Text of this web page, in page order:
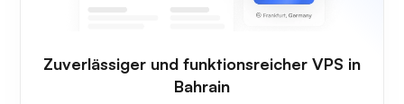
Zuverlässiger und funktionsreicher VPS in
Bahrain